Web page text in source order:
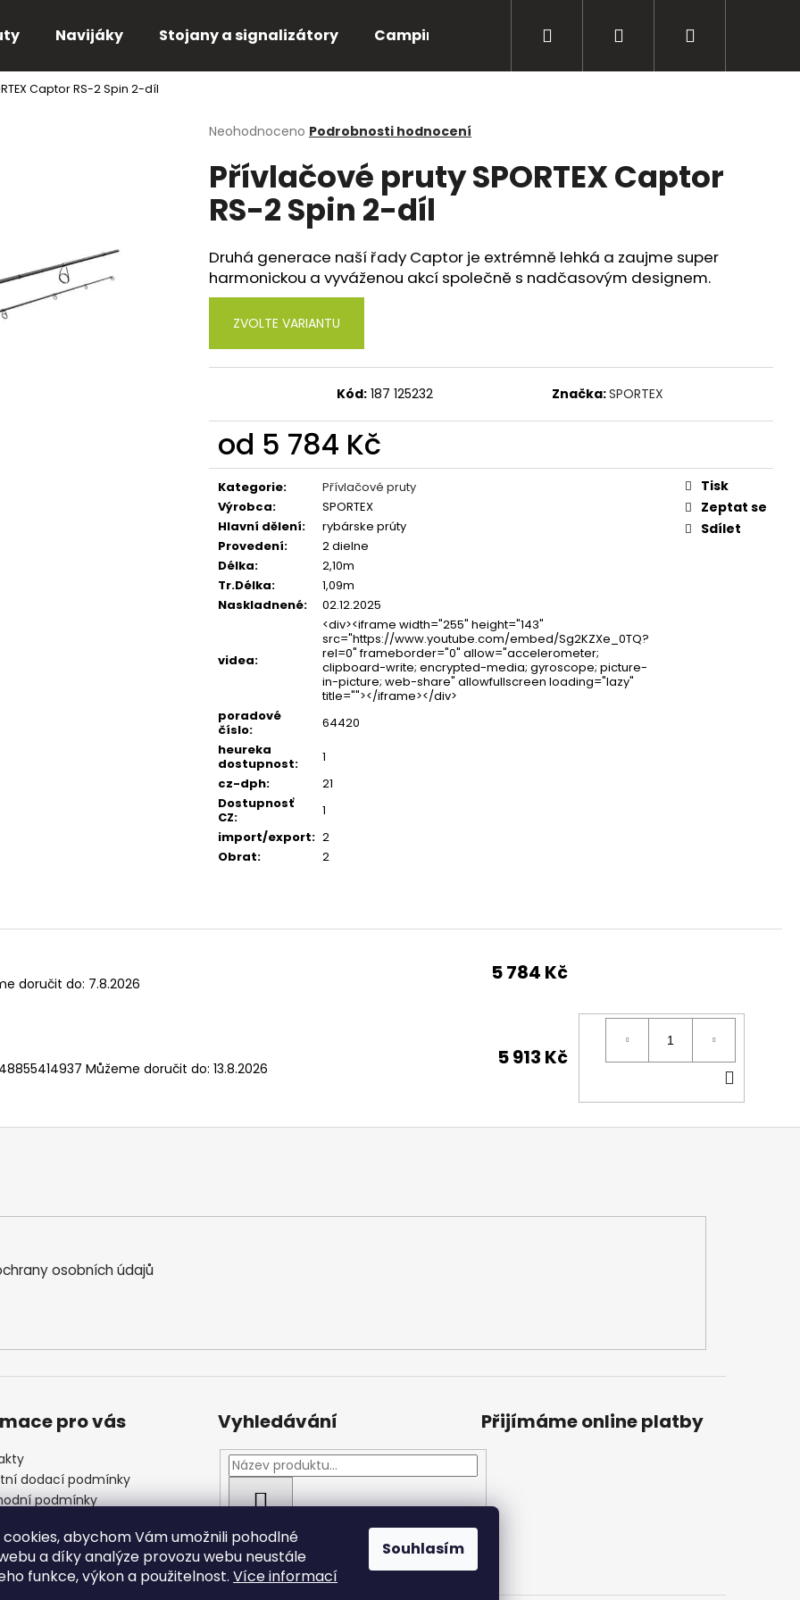
abychom Vám umožnili pohodlné
a díky analýze provozu webu neustále
funkce, výkon a použitelnost. Více informací
Souhlasím
Navijáky Stojany a signalizátory Camping Bižuterie Péče o úlovky
Přihlášení
Captor RS-2 Spin 2-díl
Průměrné
produktu
je
0,0
hvězdiček.
Neohodnoceno Podrobnosti hodnocení
Přívlačové pruty SPORTEX Captor
RS-2 Spin 2-díl
Druhá generace naší řady Captor je extrémně lehká a zaujme super
harmonickou a vyváženou akcí společně s nadčasovým designem.
ZVOLTE VARIANTU
Kód: 187 125232 Značka:SPORTEX
od 5 784 Kč
Měrná
cena:
Kategorie:
Přívlačové pruty
Výrobca:
SPORTEX
Hlavní dělení:
rybárske prúty
Provedení:
2 dielne
Délka:
2,10m
Tr.Délka:
1,09m
Naskladnené: 02.12.2025
videa:
<div><iframe width="255" height="143"
src="https://www.youtube.com/embed/Sg2KZXe_0TQ?
rel=0" frameborder="0" allow="accelerometer;
clipboard-write; encrypted-media; gyroscope; picture-
in-picture; web-share" allowfullscreen loading="lazy"
title=""></iframe></div>
poradové
číslo:
64420
heureka
dostupnost:
1
cz-dph:
21
Dostupnosť
CZ:
1
import/export: 2
Obrat: 2
Tisk
Zeptat se
Sdílet
doručit do: 7.8.2026 5 784 Kč
Můžeme doručit do: 13.8.2026 5 913 Kč
Co potřebujete najít?
HLEDAT
Doporučujeme
ROHLÍKOVÉ BOILIES FLUO 30G
81 Kč
osobních údajů
pro vás
dodací podmínky
podmínky
údajů
Vyhledávání
HLEDAT
Přijímáme online platby